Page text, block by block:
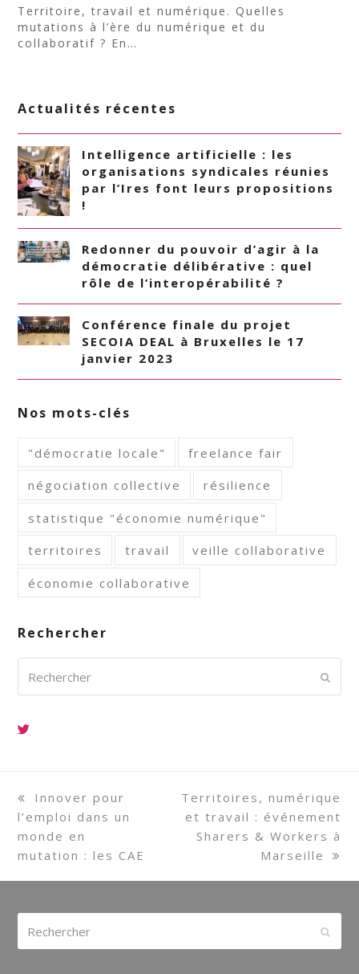
Territoire, travail et numérique. Quelles
mutations à l’ère du numérique et du
collaboratif ? En…
Actualités récentes
Intelligence artificielle : les
organisations syndicales réunies
par l’Ires font leurs propositions
!
Redonner du pouvoir d’agir à la
démocratie délibérative : quel
rôle de l’interopérabilité ?
Conférence finale du projet
SECOIA DEAL à Bruxelles le 17
janvier 2023
Nos mots-clés
"démocratie locale" freelance fair
négociation collective résilience
statistique "économie numérique"
territoires travail veille collaborative
économie collaborative
Rechercher
previous
post:
Innover pour
l’emploi dans un
monde en
mutation : les CAE
next
post:
Territoires, numérique
et travail : événement
Sharers & Workers à
Marseille